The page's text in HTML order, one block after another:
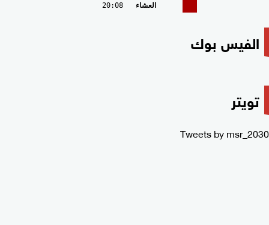
العشاء
20:08
الفيس بوك
تويتر
Tweets by msr_2030